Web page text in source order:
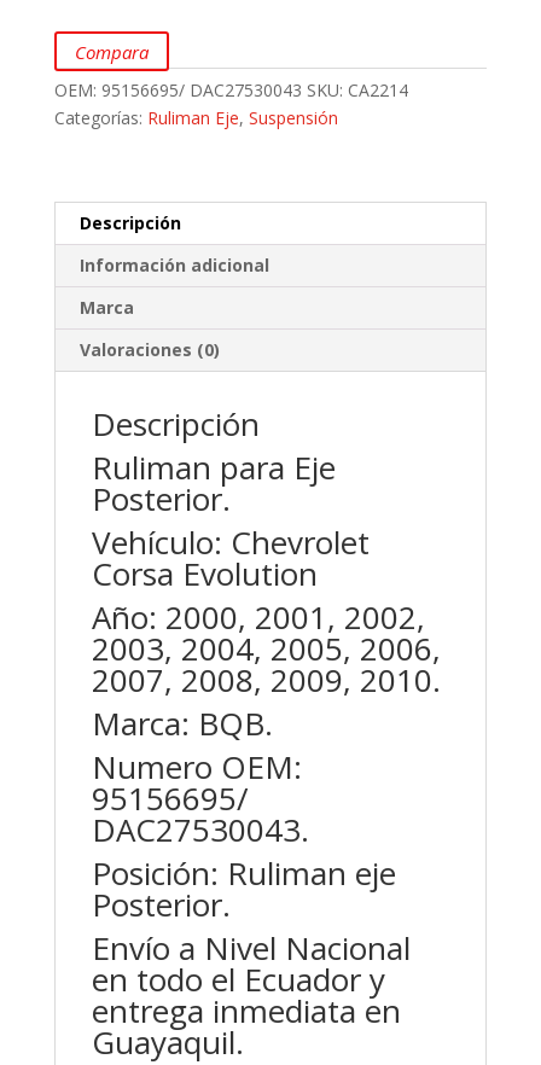
Chevrolet
Corsa
Evolution
marca
Compara
OEM: 95156695/ DAC27530043 SKU: CA2214
Categorías: Ruliman Eje, Suspensión
Descripción
Información adicional
Marca
Valoraciones (0)
Descripción
Ruliman para Eje
Posterior.
Vehículo: Chevrolet
Corsa Evolution
Año: 2000, 2001, 2002,
2003, 2004, 2005, 2006,
2007, 2008, 2009, 2010.
Marca: BQB.
Numero OEM:
95156695/
DAC27530043.
Posición: Ruliman eje
Posterior.
Envío a Nivel Nacional
en todo el Ecuador y
entrega inmediata en
Guayaquil.